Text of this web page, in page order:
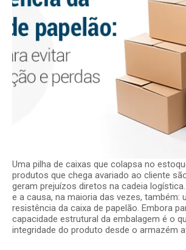
Uma pilha de caixas que colapsa no
produtos que chega avariado ao cliente
geram prejuízos diretos na cadeia
e a causa, na maioria das vezes, também:
resistência da caixa de papelão. Embora
capacidade estrutural da embalagem é o
integridade do produto desde o armazém